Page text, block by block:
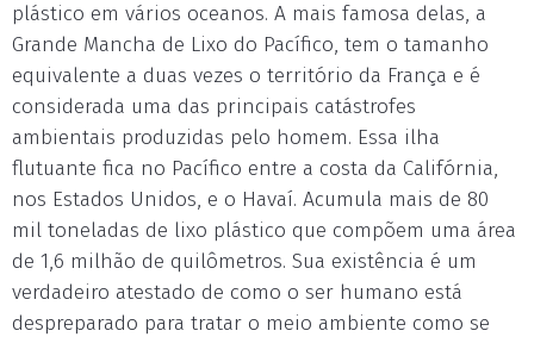
plástico em vários oceanos. A mais famosa delas, a
Grande Mancha de Lixo do Pacífico, tem o tamanho
equivalente a duas vezes o território da França e é
considerada uma das principais catástrofes
ambientais produzidas pelo homem. Essa ilha
flutuante fica no Pacífico entre a costa da Califórnia,
nos Estados Unidos, e o Havaí. Acumula mais de 80
mil toneladas de lixo plástico que compõem uma área
de 1,6 milhão de quilômetros. Sua existência é um
verdadeiro atestado de como o ser humano está
despreparado para tratar o meio ambiente como se